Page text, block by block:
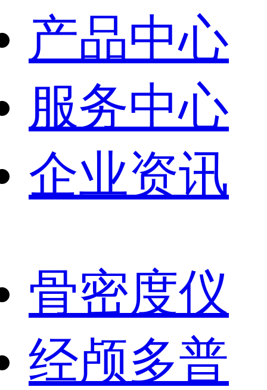
产品中心
服务中心
企业资讯
骨密度仪
经颅多普